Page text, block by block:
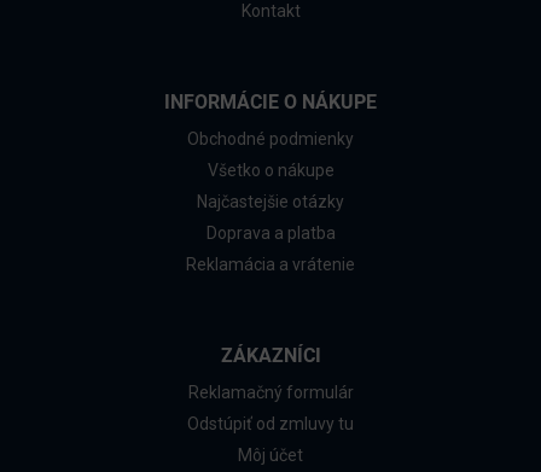
Kontakt
INFORMÁCIE O NÁKUPE
Obchodné podmienky
Všetko o nákupe
Najčastejšie otázky
Doprava a platba
Reklamácia a vrátenie
ZÁKAZNÍCI
Reklamačný formulár
Odstúpiť od zmluvy tu
Môj účet